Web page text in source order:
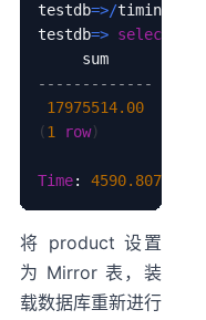
testdb=>/timing
testdb=> select
-------------
17975514.00
(1 row)
Time: 4590.807
将 product 设置
为 Mirror 表，装
载数据库重新进行